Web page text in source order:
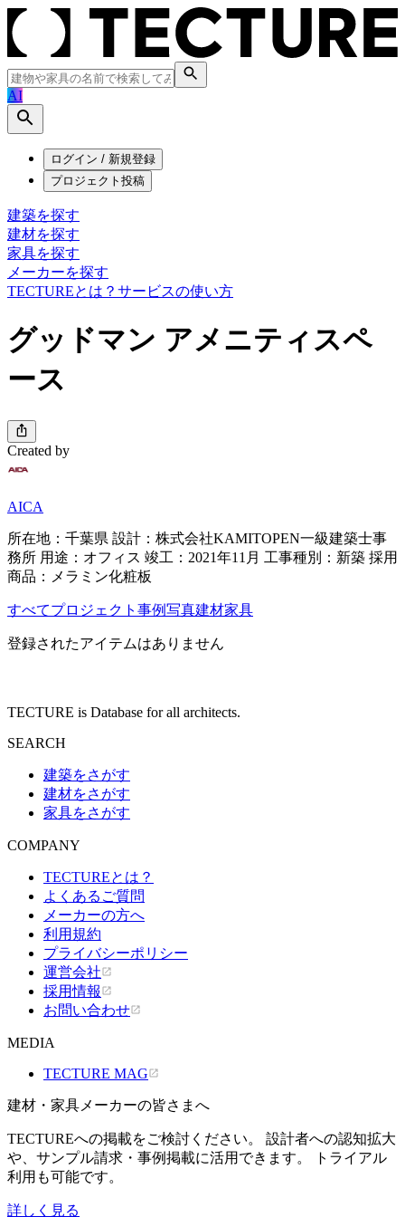
AI
ログイン / 新規登録
プロジェクト投稿
建築を探す
建材を探す
家具を探す
メーカーを探す
TECTUREとは？ サービスの使い方
グッドマン アメニティスペ
ース
Created by
AICA
所在地：千葉県 設計：株式会社KAMITOPEN一級建築士事
務所 用途：オフィス 竣工：2021年11月 工事種別：新築 採用
商品：メラミン化粧板
すべてプロジェクト 事例写真建材家具
登録されたアイテムはありません
TECTURE is Database for all architects.
SEARCH
建築をさがす
建材をさがす
家具をさがす
COMPANY
TECTUREとは？
よくあるご質問
メーカーの方へ
利用規約
プライバシーポリシー
運営会社
採用情報
お問い合わせ
MEDIA
TECTURE MAG
建材・家具メーカーの皆さまへ
TECTUREへの掲載をご検討ください。 設計者への認知拡大
や、サンプル請求・事例掲載に活用できます。 トライアル
利用も可能です。
詳しく見る